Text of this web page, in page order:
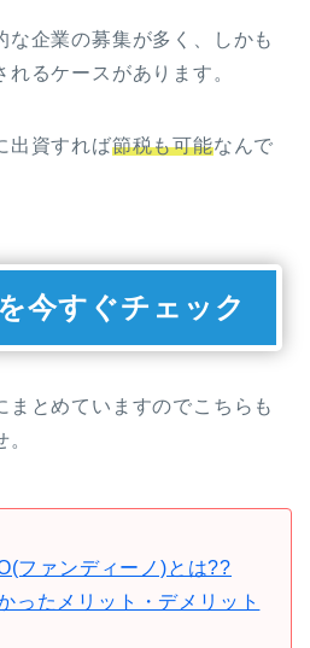
な企業の募集が多く、しかも
るケースがあります。
出資すれば節税も可能なんで
今すぐチェック
まとめていますのでこちらも
ファンディーノ)とは??
ったメリット・デメリット